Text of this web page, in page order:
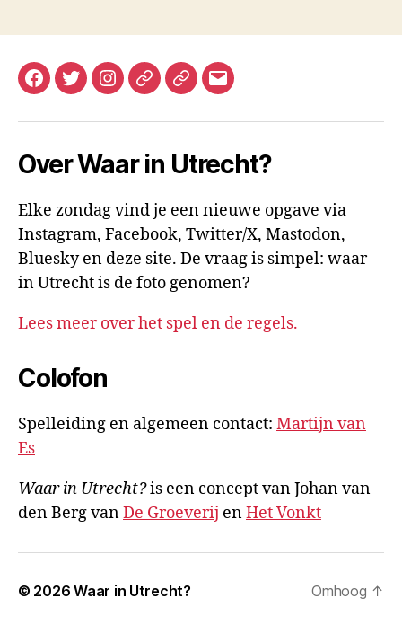
Facebook
TwitterInstagramMastodon
Bluesky
E-
Over Waar in Utrecht?
Elke zondag vind je een nieuwe opgave via
Instagram, Facebook, Twitter/X, Mastodon,
Bluesky en deze site. De vraag is simpel: waar
in Utrecht is de foto genomen?
Lees meer over het spel en de regels.
Colofon
Spelleiding en algemeen contact: Martijn van
Es
Waar in Utrecht?is een concept van Johan van
den Berg vanDe Groeverij enHet Vonkt
© 2026Waar in Utrecht? Omhoog ↑